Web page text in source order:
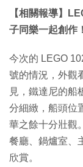
【相關報導】
子同樂一起創作
今次的 LEGO
號的情況，外觀
見，鐵達尼的船
分細緻，船頭位
華之餘十分壯觀
餐廳、鍋爐室、
欣賞。